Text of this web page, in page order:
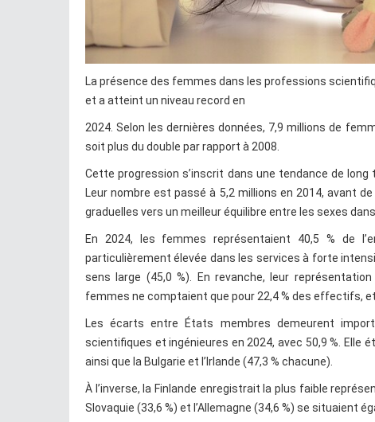
La présence des femmes dans les professions
et a atteint un niveau record en
2024. Selon les dernières données, 7,9 millions de
soit plus du double par rapport à 2008.
Cette progression s’inscrit dans une tendance de
Leur nombre est passé à 5,2 millions en 2014, avant
graduelles vers un meilleur équilibre entre les sexes
En 2024, les femmes représentaient 40,5 % de
particulièrement élevée dans les services à forte
sens large (45,0 %). En revanche, leur
femmes ne comptaient que pour 22,4 % des effectifs,
Les écarts entre États membres demeurent
scientifiques et ingénieures en 2024, avec 50,9 %. Elle
ainsi que la Bulgarie et l’Irlande (47,3 % chacune).
À l’inverse, la Finlande enregistrait la plus faible
Slovaquie (33,6 %) et l’Allemagne (34,6 %) se situaient